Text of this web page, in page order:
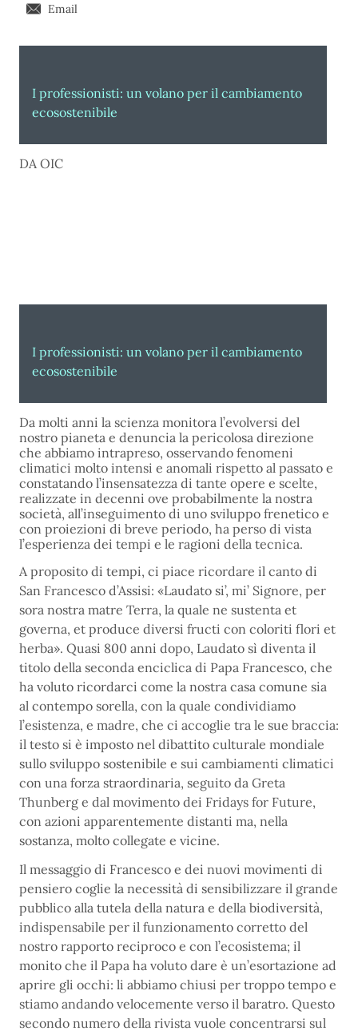
Email
I professionisti: un volano per il cambiamento
ecosostenibile
DA OIC
I professionisti: un volano per il cambiamento
ecosostenibile
Da molti anni la scienza monitora l’evolversi del
nostro pianeta e denuncia la pericolosa direzione
che abbiamo intrapreso, osservando fenomeni
climatici molto intensi e anomali rispetto al passato e
constatando l’insensatezza di tante opere e scelte,
realizzate in decenni ove probabilmente la nostra
società, all’inseguimento di uno sviluppo frenetico e
con proiezioni di breve periodo, ha perso di vista
l’esperienza dei tempi e le ragioni della tecnica.
A proposito di tempi, ci piace ricordare il canto di
San Francesco d’Assisi: «Laudato si’, mi’ Signore, per
sora nostra matre Terra, la quale ne sustenta et
governa, et produce diversi fructi con coloriti flori et
herba». Quasi 800 anni dopo, Laudato sì diventa il
titolo della seconda enciclica di Papa Francesco, che
ha voluto ricordarci come la nostra casa comune sia
al contempo sorella, con la quale condividiamo
l’esistenza, e madre, che ci accoglie tra le sue braccia:
il testo si è imposto nel dibattito culturale mondiale
sullo sviluppo sostenibile e sui cambiamenti climatici
con una forza straordinaria, seguito da Greta
Thunberg e dal movimento dei Fridays for Future,
con azioni apparentemente distanti ma, nella
sostanza, molto collegate e vicine.
Il messaggio di Francesco e dei nuovi movimenti di
pensiero coglie la necessità di sensibilizzare il grande
pubblico alla tutela della natura e della biodiversità,
indispensabile per il funzionamento corretto del
nostro rapporto reciproco e con l’ecosistema; il
monito che il Papa ha voluto dare è un’esortazione ad
aprire gli occhi: li abbiamo chiusi per troppo tempo e
stiamo andando velocemente verso il baratro. Questo
secondo numero della rivista vuole concentrarsi sul